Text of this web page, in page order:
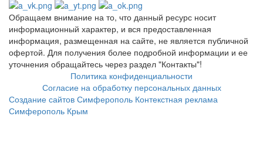
Обращаем внимание на то, что данный ресурс носит
информационный характер, и вся предоставленная
информация, размещенная на сайте, не является публичной
офертой. Для получения более подробной информации и ее
уточнения обращайтесь через раздел "Контакты"!
Политика конфиденциальности
Согласие на обработку персональных данных
Создание сайтов Симферополь Контекстная реклама
Симферополь Крым